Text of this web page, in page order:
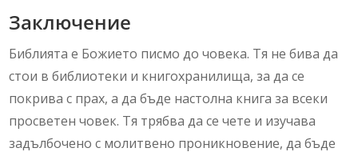
Заключение
Библията е Божието писмо до човека. Тя не бива да
стои в библиотеки и книгохранилища, за да се
покрива с прах, а да бъде настолна книга за всеки
просветен човек. Тя трябва да се чете и изучава
задълбочено с молитвено проникновение, да бъде